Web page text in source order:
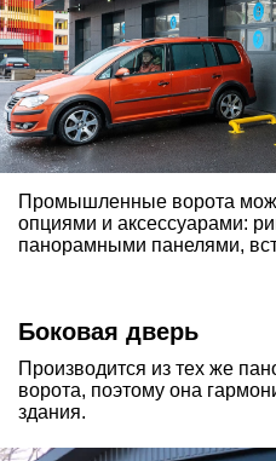
Промышленные ворота
опциями и аксессуарами:
панорамными панелями,
Боковая дверь
Производится из тех же
ворота, поэтому она
здания.